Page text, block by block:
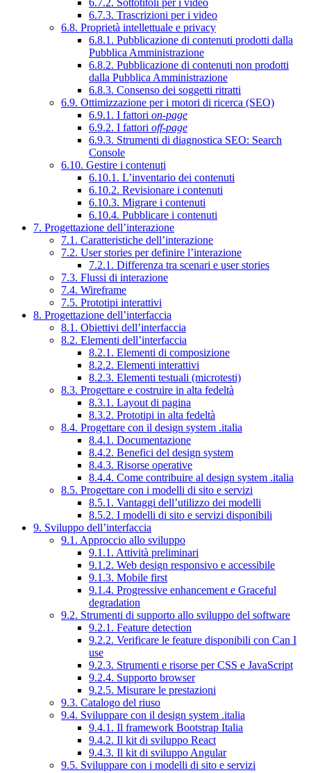
6.7.2. Sottotitoli per i video
6.7.3. Trascrizioni per i video
6.8. Proprietà intellettuale e privacy
6.8.1. Pubblicazione di contenuti prodotti dalla
Pubblica Amministrazione
6.8.2. Pubblicazione di contenuti non prodotti
dalla Pubblica Amministrazione
6.8.3. Consenso dei soggetti ritratti
6.9. Ottimizzazione per i motori di ricerca (SEO)
6.9.1. I fattori on-page
6.9.2. I fattori off-page
6.9.3. Strumenti di diagnostica SEO: Search
Console
6.10. Gestire i contenuti
6.10.1. L’inventario dei contenuti
6.10.2. Revisionare i contenuti
6.10.3. Migrare i contenuti
6.10.4. Pubblicare i contenuti
7. Progettazione dell’interazione
7.1. Caratteristiche dell’interazione
7.2. User stories per definire l’interazione
7.2.1. Differenza tra scenari e user stories
7.3. Flussi di interazione
7.4. Wireframe
7.5. Prototipi interattivi
8. Progettazione dell’interfaccia
8.1. Obiettivi dell’interfaccia
8.2. Elementi dell’interfaccia
8.2.1. Elementi di composizione
8.2.2. Elementi interattivi
8.2.3. Elementi testuali (microtesti)
8.3. Progettare e costruire in alta fedeltà
8.3.1. Layout di pagina
8.3.2. Prototipi in alta fedeltà
8.4. Progettare con il design system .italia
8.4.1. Documentazione
8.4.2. Benefici del design system
8.4.3. Risorse operative
8.4.4. Come contribuire al design system .italia
8.5. Progettare con i modelli di sito e servizi
8.5.1. Vantaggi dell’utilizzo dei modelli
8.5.2. I modelli di sito e servizi disponibili
9. Sviluppo dell’interfaccia
9.1. Approccio allo sviluppo
9.1.1. Attività preliminari
9.1.2. Web design responsivo e accessibile
9.1.3. Mobile first
9.1.4. Progressive enhancement e Graceful
degradation
9.2. Strumenti di supporto allo sviluppo del software
9.2.1. Feature detection
9.2.2. Verificare le feature disponibili con Can I
use
9.2.3. Strumenti e risorse per CSS e JavaScript
9.2.4. Supporto browser
9.2.5. Misurare le prestazioni
9.3. Catalogo del riuso
9.4. Sviluppare con il design system .italia
9.4.1. Il framework Bootstrap Italia
9.4.2. Il kit di sviluppo React
9.4.3. Il kit di sviluppo Angular
9.5. Sviluppare con i modelli di sito e servizi